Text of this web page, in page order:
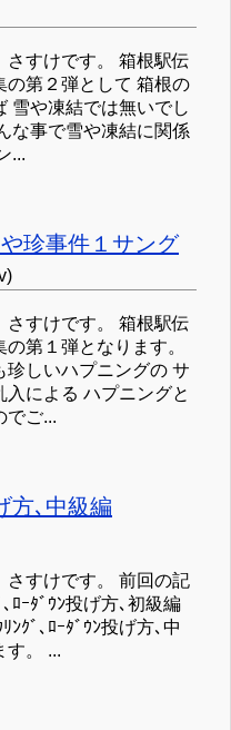
さすけです。 箱根駅伝
の第２弾として 箱根の
雪や凍結では無いでし
な事で雪や凍結に関係
...
珍事件１サング
さすけです。 箱根駅伝
第１弾となります。
珍しいハプニングの サ
入による ハプニングと
でご...
方､中級編
さすけです。 前回の記
ﾛｰﾀﾞｳﾝ投げ方､初級編
ﾝｸﾞ､ﾛｰﾀﾞｳﾝ投げ方､中
す。 ...